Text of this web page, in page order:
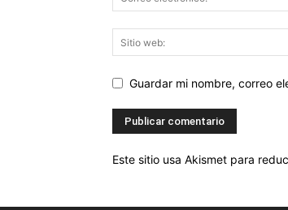
Guardar mi nombre, correo
Este sitio usa Akismet para